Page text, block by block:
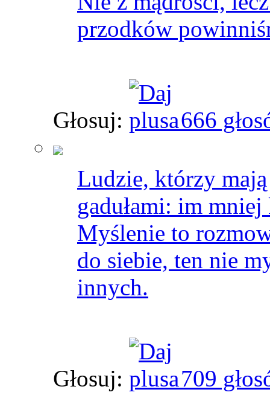
przodków
Głosuj: 666
Ludzie, którzy
gadułami: im
Myślenie to
do siebie, ten nie
innych.
Głosuj: 709